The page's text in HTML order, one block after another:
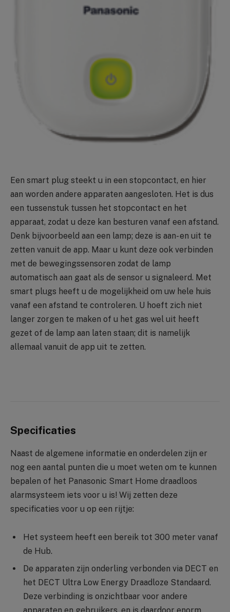
Een smart plug steekt u in een stopcontact, en hier
aan worden andere apparaten aangesloten. Het is dus
een tussenstuk tussen het stopcontact en het
apparaat, zodat u deze kan besturen vanaf een afstand.
Denk bijvoorbeeld aan een lamp; deze is aan- en uit te
zetten vanuit de app. Maar u kunt deze ook verbinden
met de bewegingssensoren zodat de lamp
automatisch aan gaat als de sensor u signaleerd. Met
smart plugs heeft u de mogelijkheid om uw hele huis
vanaf een afstand te controleren. U hoeft zich niet
langer zorgen te maken of u het gas wel uit heeft
gezet of de lamp aan laten staan; dit is namelijk
allemaal vanuit de app uit te zetten.
Specificaties
Naast de algemene informatie en onderdelen zijn er
nog een aantal punten die u moet weten om te kunnen
bepalen of het Panasonic Smart Home draadloos
alarmsysteem iets voor u is! Wij zetten deze
specificaties voor u op een rijtje:
Het systeem heeft een bereik tot 300 meter vanaf
de Hub.
De apparaten zijn onderling verbonden via DECT en
het DECT Ultra Low Energy Draadloze Standaard.
Deze verbinding is onzichtbaar voor andere